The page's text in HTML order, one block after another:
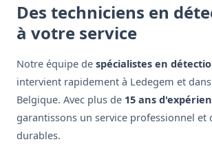
Des techniciens en
à votre service
Notre équipe de spécialistes en
intervient rapidement à Ledegem et
Belgique. Avec plus de 15 ans
garantissons un service professionnel et
durables.